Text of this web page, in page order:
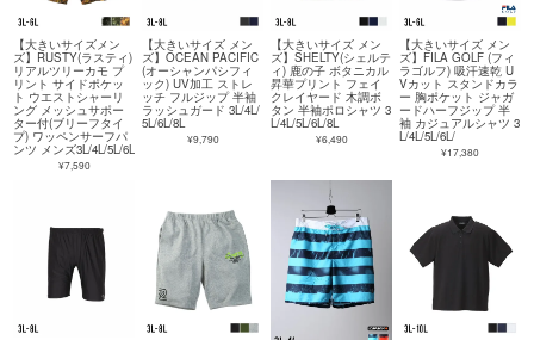
【大きいサイズメン
ズ】RUSTY(ラスティ)
リアルツリーカモ プ
リント サイドポケッ
ト ウエストシャーリ
ング メッシュサポー
ター付(ブリーフタイ
プ) ワッペンサーフパ
ンツ メンズ3L/4L/5L/6L
¥7,590
【大きいサイズ メン
ズ】OCEAN PACIFIC
(オーシャンパシフィ
ック) UV加工 ストレ
ッチ フルジップ 半袖
ラッシュガード 3L/4L/
5L/6L/8L
¥9,790
【大きいサイズ メン
ズ】SHELTY(シェルテ
ィ) 鹿の子 ボタニカル
昇華プリント フェイ
クレイヤード 木調ボ
タン 半袖ポロシャツ 3
L/4L/5L/6L/8L
¥6,490
【大きいサイズ メン
ズ】FILA GOLF (フィ
ラゴルフ) 吸汗速乾 U
Vカット スタンドカラ
ー 胸ポケット ジャガ
ードハーフジップ 半
袖 カジュアルシャツ 3
L/4L/5L/6L/
¥17,380